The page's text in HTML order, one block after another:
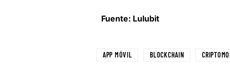
Fuente: Lulubit
APP MÓVIL BLOCKCHAIN